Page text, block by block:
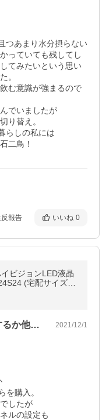
つあまり水分摂らない
っていても残してし
てみたいという思い
。
む意識が強まるので
でいましたが
り替え。
らしの私には
二鳥！
報告 いいね 0
ビジョンLED液晶
(宅配サイズ商
るか他… 2021/12/1
を購入。
したが
ルの設定も